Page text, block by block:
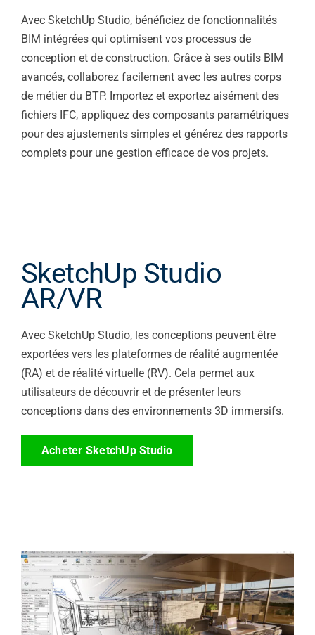
Avec SketchUp Studio, bénéficiez de fonctionnalités
BIM intégrées qui optimisent vos processus de
conception et de construction. Grâce à ses outils BIM
avancés, collaborez facilement avec les autres corps
de métier du BTP. Importez et exportez aisément des
fichiers IFC, appliquez des composants paramétriques
pour des ajustements simples et générez des rapports
complets pour une gestion efficace de vos projets.
SketchUp Studio
AR/VR
Avec SketchUp Studio, les conceptions peuvent être
exportées vers les plateformes de réalité augmentée
(RA) et de réalité virtuelle (RV). Cela permet aux
utilisateurs de découvrir et de présenter leurs
conceptions dans des environnements 3D immersifs.
Acheter SketchUp Studio